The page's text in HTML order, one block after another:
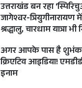
उत्तराखंड बन रहा
जागेश्वर-त्रियुगीनारायण
श्रद्धालु, चारधाम यात्रा
अगर आपके पास है
क्रिएटिव आइडिया!
इनाम